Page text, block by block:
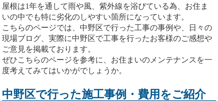
屋根は1年を通して雨や風、紫外線を浴びている為、お住ま
いの中でも特に劣化のしやすい箇所になっています。
こちらのページでは、中野区で行った工事の事例や、日々の
現場ブログ、実際に中野区で工事を行ったお客様のご感想や
ご意見を掲載ております。
ぜひこちらのページを参考に、お住まいのメンテナンスを一
度考えてみてはいかがでしょうか。
中野区で行った施工事例・費用をご紹介